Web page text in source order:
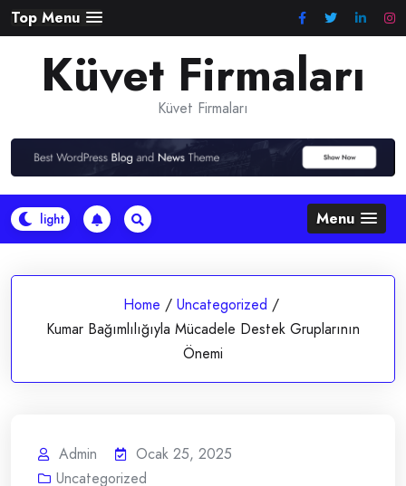
Skip
to
content
Top Menu
Küvet Firmaları
Küvet Firmaları
Menu
Home / Uncategorized /
Kumar Bağımlılığıyla Mücadele Destek Gruplarının
Önemi
Admin
Ocak 25, 2025
Uncategorized